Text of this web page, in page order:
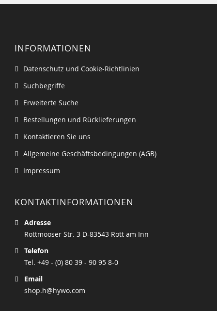
INFORMATIONEN
Datenschutz und Cookie-Richtlinien
Suchbegriffe
Erweiterte Suche
Bestellungen und Rücklieferungen
Kontaktieren Sie uns
Allgemeine Geschäftsbedingungen (AGB)
Impressum
KONTAKTINFORMATIONEN
Adresse
Rottmooser Str. 3 D-83543 Rott am Inn
Telefon
Tel. +49 - (0) 80 39 - 90 95 8-0
Email
shop.h@hywo.com